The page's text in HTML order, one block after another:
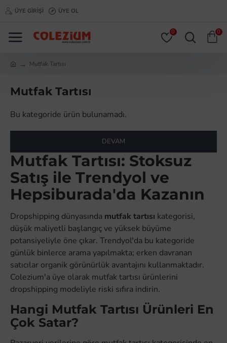
ÜYE GIRIŞI ÜYE OL
0 0
Mutfak Tartısı
Mutfak Tartısı
Bu kategoride ürün bulunamadı.
DEVAM
Mutfak Tartısı: Stoksuz
Satış ile Trendyol ve
Hepsiburada'da Kazanın
Dropshipping dünyasında mutfak tartısı kategorisi,
düşük maliyetli başlangıç ve yüksek büyüme
potansiyeliyle öne çıkar. Trendyol'da bu kategoride
günlük binlerce arama yapılmakta; erken davranan
satıcılar organik görünürlük avantajını kullanmaktadır.
Colezium'a üye olarak mutfak tartısı ürünlerini
dropshipping modeliyle riski sıfıra indirin.
Hangi Mutfak Tartısı Ürünleri En
Çok Satar?